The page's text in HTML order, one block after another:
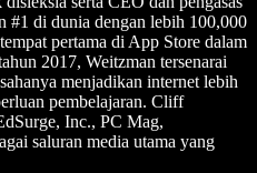
#1 di dunia dengan lebih 100,000
pertama di App Store dalam
2017, Weitzman tersenarai
menjadikan internet lebih
pembelajaran. Cliff
Inc., PC Mag,
saluran media utama yang